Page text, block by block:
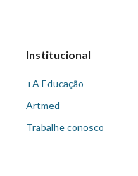
Institucional
+A Educação
Artmed
Trabalhe conosco